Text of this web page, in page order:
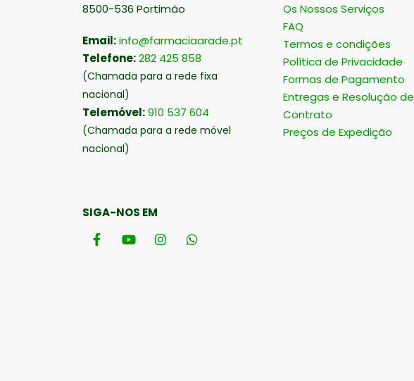
8500-536 Portimão
Email:info@farmaciaarade.pt
Telefone:282 425 858
(Chamada para a rede fixa
nacional)
Telemóvel:910 537 604
(Chamada para a rede móvel
nacional)
SIGA-NOS EM
Os Nossos Serviços
FAQ
Termos e condições
Política de Privacidade
Formas de Pagamento
Entregas e Resolução de
Contrato
Preços de Expedição